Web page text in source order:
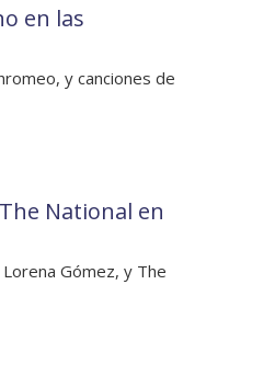
en las
y canciones de
National en
Gómez, y The